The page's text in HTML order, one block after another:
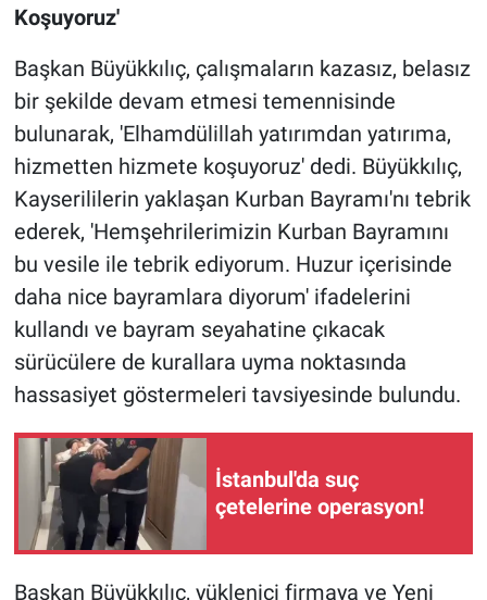
Koşuyoruz'
Başkan Büyükkılıç, çalışmaların kazasız, belasız
bir şekilde devam etmesi temennisinde
bulunarak, 'Elhamdülillah yatırımdan yatırıma,
hizmetten hizmete koşuyoruz' dedi. Büyükkılıç,
Kayserililerin yaklaşan Kurban Bayramı'nı tebrik
ederek, 'Hemşehrilerimizin Kurban Bayramını
bu vesile ile tebrik ediyorum. Huzur içerisinde
daha nice bayramlara diyorum' ifadelerini
kullandı ve bayram seyahatine çıkacak
sürücülere de kurallara uyma noktasında
hassasiyet göstermeleri tavsiyesinde bulundu.
İstanbul'da suç
çetelerine operasyon!
Başkan Büyükkılıç, yüklenici firmaya ve Yeni